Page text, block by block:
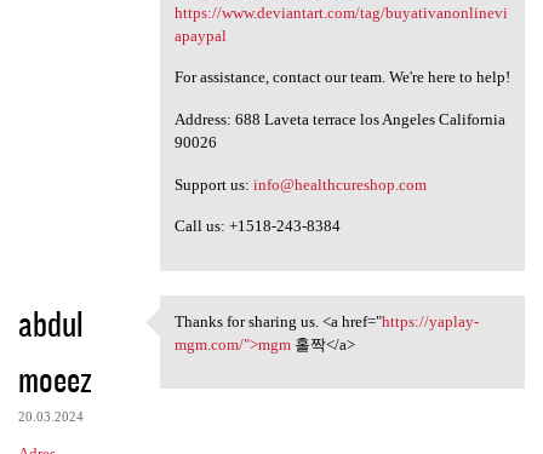
https://www.deviantart.com/tag/buyativanonlinevi
apaypal
For assistance, contact our team. We're here to help!
Address: 688 Laveta terrace los Angeles California
90026
Support us: info@healthcureshop.com
Call us: +1518-243-8384
abdul
moeez
20.03.2024
Thanks for sharing us. <a
Thanks for sharing us. <a href="https://yaplay-
mgm.com/">mgm홀짝</a>